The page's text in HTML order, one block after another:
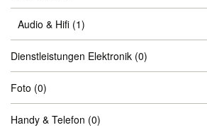
Audio & Hifi (1)
Dienstleistungen Elektronik (0)
Foto (0)
Handy & Telefon (0)